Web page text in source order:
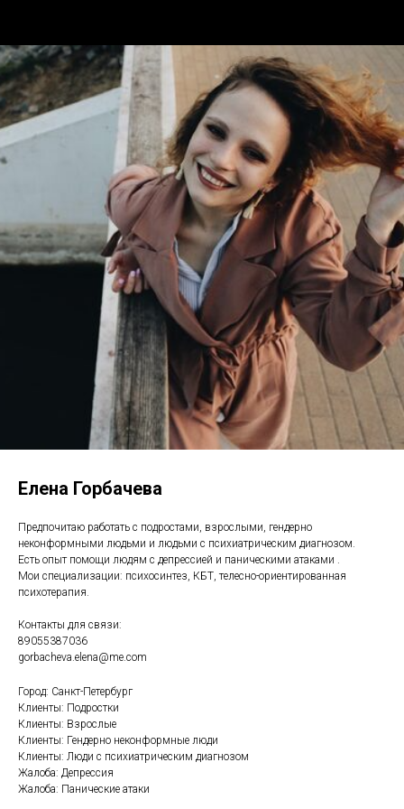
Елена Горбачева
Предпочитаю работать с подростами, взрослыми, гендерно
неконформными людьми и людьми с психиатрическим диагнозом.
Есть опыт помощи людям с депрессией и паническими атаками .
Мои специализации: психосинтез, КБТ, телесно-ориентированная
психотерапия.
Контакты для связи:
89055387036
gorbacheva.elena@me.com
Город: Санкт-Петербург
Клиенты: Подростки
Клиенты: Взрослые
Клиенты: Гендерно неконформные люди
Клиенты: Люди с психиатрическим диагнозом
Жалоба: Депрессия
Жалоба: Панические атаки